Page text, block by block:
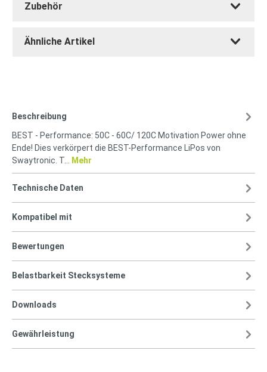
Zubehör
Ähnliche Artikel
Beschreibung
BEST - Performance: 50C - 60C/ 120C Motivation Power ohne
Ende! Dies verkörpert die BEST-Performance LiPos von
Swaytronic. T…
Mehr
Technische Daten
Kompatibel mit
Bewertungen
Belastbarkeit Stecksysteme
Downloads
Gewährleistung